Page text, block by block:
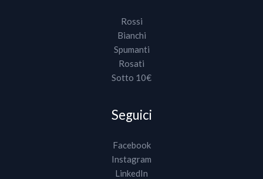
Rossi
Bianchi
Spumanti
Rosati
Sotto 10€
Seguici
Facebook
Instagram
LinkedIn